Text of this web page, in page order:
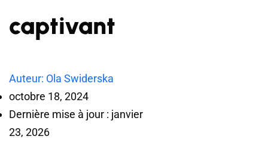
captivant
Auteur: Ola Swiderska
octobre 18, 2024
Dernière mise à jour : janvier
23, 2026